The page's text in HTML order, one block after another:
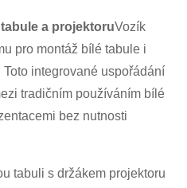
a projektoruVozík
pro montáž bílé tabule i
integrované uspořádání
tradičním používáním bílé
bez nutnosti
tabuli s držákem projektoru